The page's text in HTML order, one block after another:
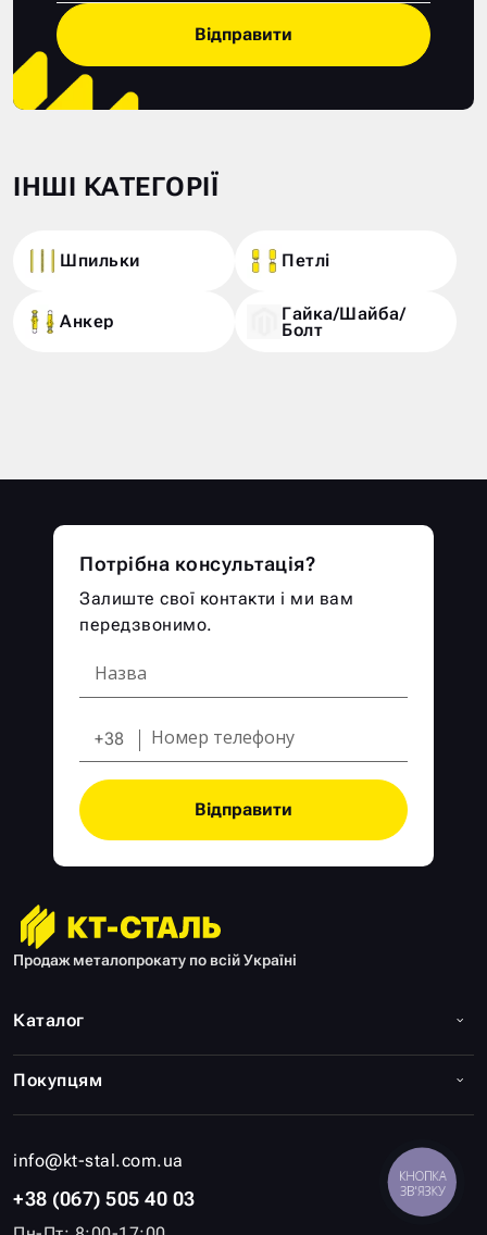
Відправити
ІНШІ КАТЕГОРІЇ
Шпильки Петлі
Анкер Гайка/Шайба/
Болт
Продаж металопрокату по всій Україні
info@kt-stal.com.ua
+38 (067) 505 40 03
Каталог
Покупцям
Потрібна консультація?
Залиште свої контакти і ми вам
передзвонимо.
+38
Відправити
КНОПКА
ЗВ'ЯЗКУ